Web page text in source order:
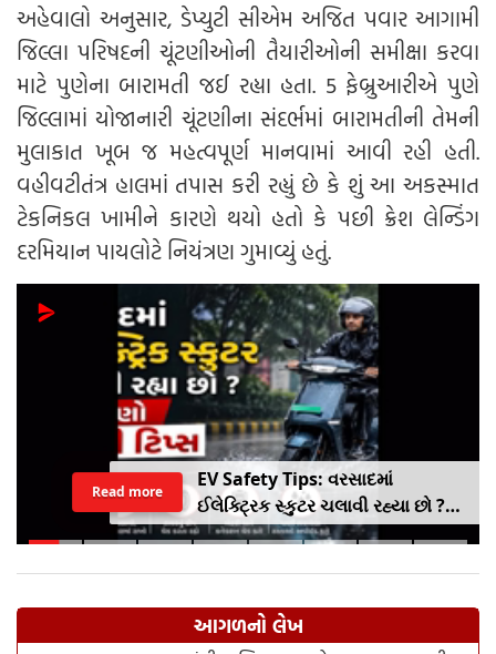
અહેવાલો અનુસાર, ડેપ્યુટી સીએમ અજિત પવાર આગામી
જિલ્લા પરિષદની ચૂંટણીઓની તૈયારીઓની સમીક્ષા કરવા
માટે પુણેના બારામતી જઈ રહ્યા હતા. 5 ફેબ્રુઆરીએ પુણે
જિલ્લામાં યોજાનારી ચૂંટણીના સંદર્ભમાં બારામતીની તેમની
મુલાકાત ખૂબ જ મહત્વપૂર્ણ માનવામાં આવી રહી હતી.
વહીવટીતંત્ર હાલમાં તપાસ કરી રહ્યું છે કે શું આ અકસ્માત
ટેકનિકલ ખામીને કારણે થયો હતો કે પછી ક્રેશ લેન્ડિંગ
દરમિયાન પાયલોટે નિયંત્રણ ગુમાવ્યું હતું.
EV Safety Tips: વરસાદમાં
ઈલેક્ટ્રિક સ્કુટર ચલાવી રહ્યા છો ?
આ નાનકડી ભૂલ પડી શકે છે ભારે ..
Read more
આગળનો લેખ